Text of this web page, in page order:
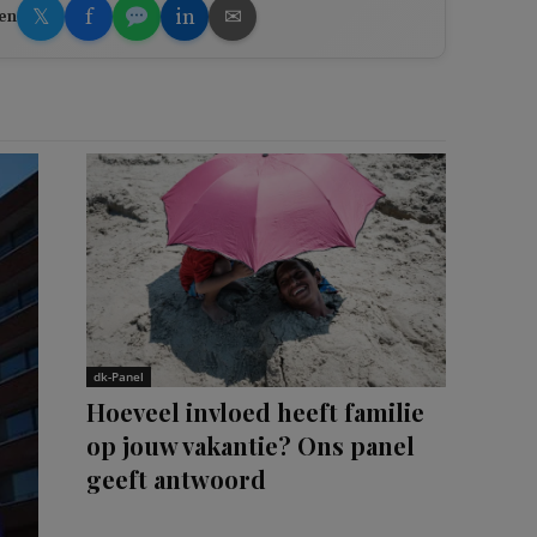
𝕏 f in ✉
dk-Panel
Hoeveel invloed heeft familie
op jouw vakantie? Ons panel
geeft antwoord